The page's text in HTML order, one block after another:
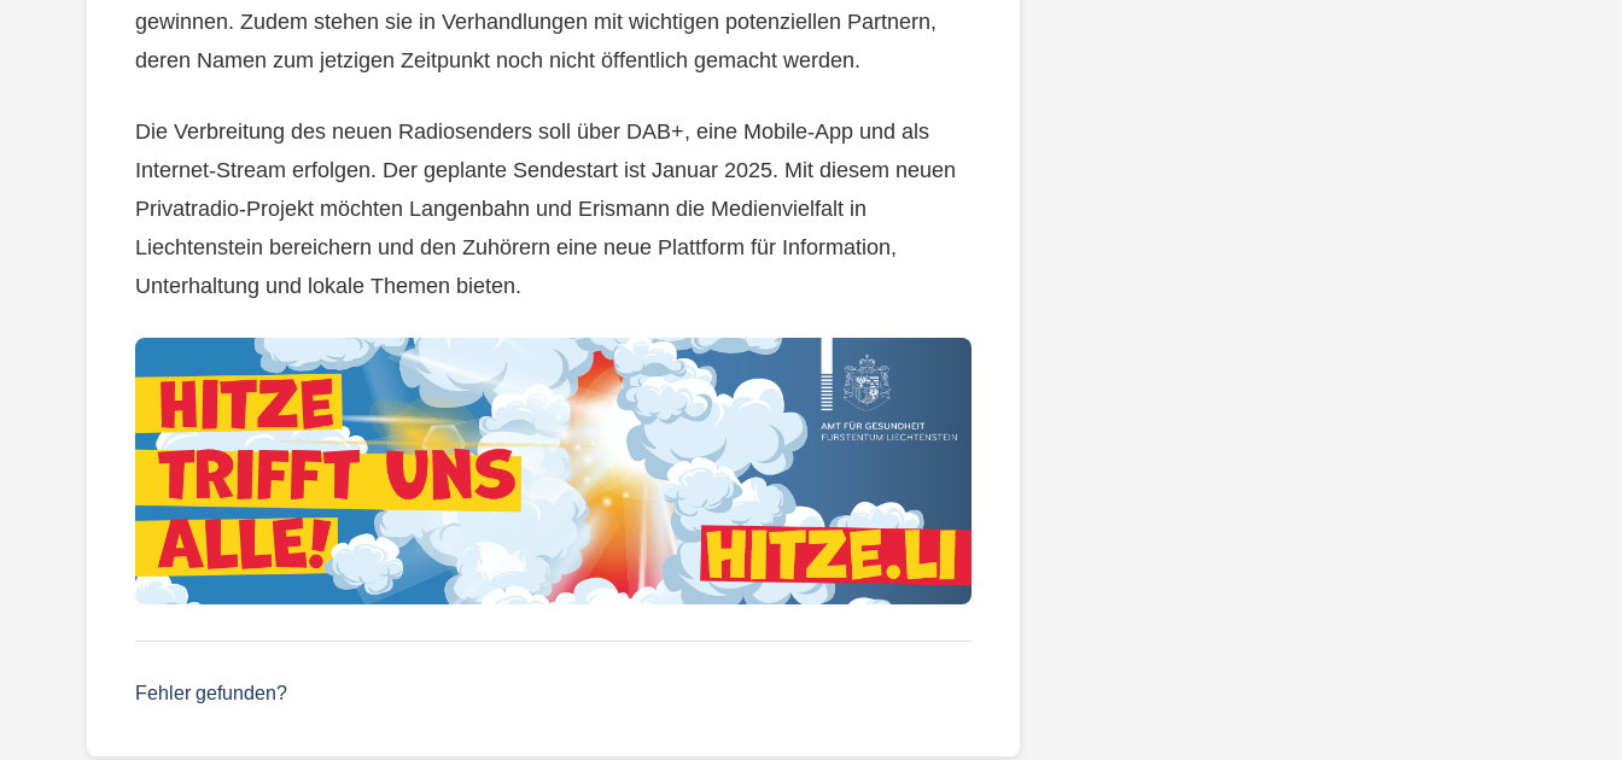
gewinnen. Zudem stehen sie in Verhandlungen mit wichtigen potenziellen Partnern,
deren Namen zum jetzigen Zeitpunkt noch nicht öffentlich gemacht werden.
Die Verbreitung des neuen Radiosenders soll über DAB+, eine Mobile-App und als
Internet-Stream erfolgen. Der geplante Sendestart ist Januar 2025. Mit diesem neuen
Privatradio-Projekt möchten Langenbahn und Erismann die Medienvielfalt in
Liechtenstein bereichern und den Zuhörern eine neue Plattform für Information,
Unterhaltung und lokale Themen bieten.
Fehler gefunden?